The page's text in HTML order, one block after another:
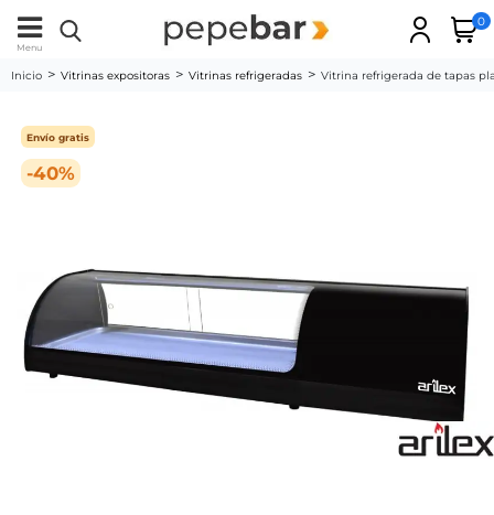
Menu
0
Inicio Vitrinas expositoras Vitrinas refrigeradas Vitrina refrigerada de tapas
-40%
Envío gratis